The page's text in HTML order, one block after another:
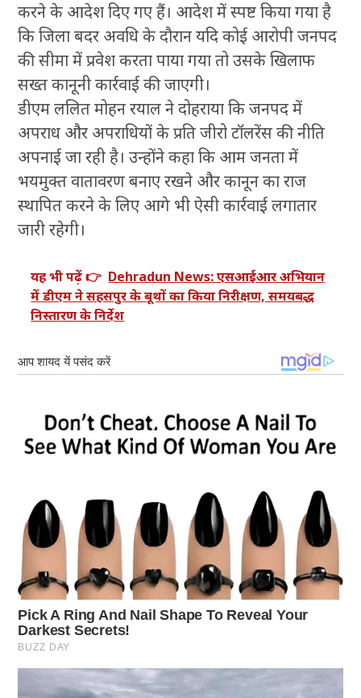
करने के आदेश दिए गए हैं। आदेश में स्पष्ट किया गया है
कि जिला बदर अवधि के दौरान यदि कोई आरोपी जनपद
की सीमा में प्रवेश करता पाया गया तो उसके खिलाफ
सख्त कानूनी कार्रवाई की जाएगी।
डीएम ललित मोहन रयाल ने दोहराया कि जनपद में
अपराध और अपराधियों के प्रति जीरो टॉलरेंस की नीति
अपनाई जा रही है। उन्होंने कहा कि आम जनता में
भयमुक्त वातावरण बनाए रखने और कानून का राज
स्थापित करने के लिए आगे भी ऐसी कार्रवाई लगातार
जारी रहेगी।
यह भी पढ़ें 👉 Dehradun News: एसआईआर अभियान
में डीएम ने सहसपुर के बूथों का किया निरीक्षण, समयबद्ध
निस्तारण के निर्देश